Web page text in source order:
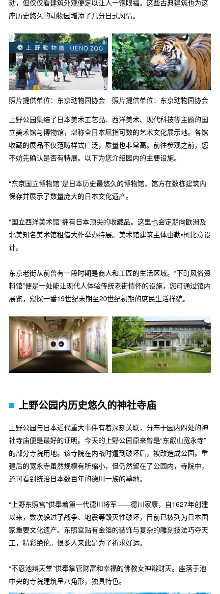
动，但仅仅看建筑外观便足以让人一饱眼福。这些古典建筑也为这
座历史悠久的动物园增添了几分日式风情。
照片提供单位：东京动物园协会
照片提供单位：东京动物园协会
上野公园集结了日本美术工艺品、西洋美术、现代科技等主题的国
立美术馆与博物馆，堪称全日本屈指可数的艺术文化展示地。各馆
收藏的展品不仅范畴样式广泛，质量也非常高。前往参观之前，您
不妨先确认是否有特展。以下为您介绍园内的主要设施。
“东京国立博物馆”是日本历史最悠久的博物馆，馆方在数栋建筑内
保存并展示了数量庞大的日本文化遗产。
“国立西洋美术馆”拥有日本顶尖的收藏品。这里也会定期向欧洲及
北美知名美术馆租借大作举办特展。美术馆建筑主体由勒•柯比意设
计。
东京老街从前曾有一段时期是商人和工匠的生活区域。“下町风俗资
料馆”便是一处能让现代人体验传统老街情怀的设施，您可通过馆内
展览，窥探一番19世纪末期至20世纪初期的庶民生活样貌。
上野公园内历史悠久的神社寺庙
上野公园与日本近代重大事件有着深刻关联，分布于园内四处的神
社寺庙便是最好的证明。今天的上野公园原来曾是“东叡山宽永寺”
的部分寺院用地。该寺院在内战时遭到破坏后，被改造成公园。重
建后的宽永寺虽然规模有所缩小，但仍然留在了公园内，寺院中，
还可看到统治日本数百年的德川一族的墓地。
“上野东照宫”供奉着第一代德川将军——德川家康，自1627年创建
以来，数次躲过了战争、地震等毁灭性破坏，目前已被列为日本国
家重要文化遗产。东照宫贴有金箔的装饰与复杂的雕刻技法巧夺天
工，精彩绝伦。很多人来此是为了祈求好运。
“不忍池辩天堂”供奉掌管财富和幸福的佛教女神辩财天。座落于池
中央的寺院建筑呈八角形，独具特色。